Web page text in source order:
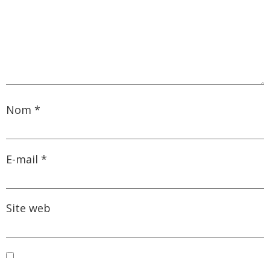
Nom *
E-mail *
Site web